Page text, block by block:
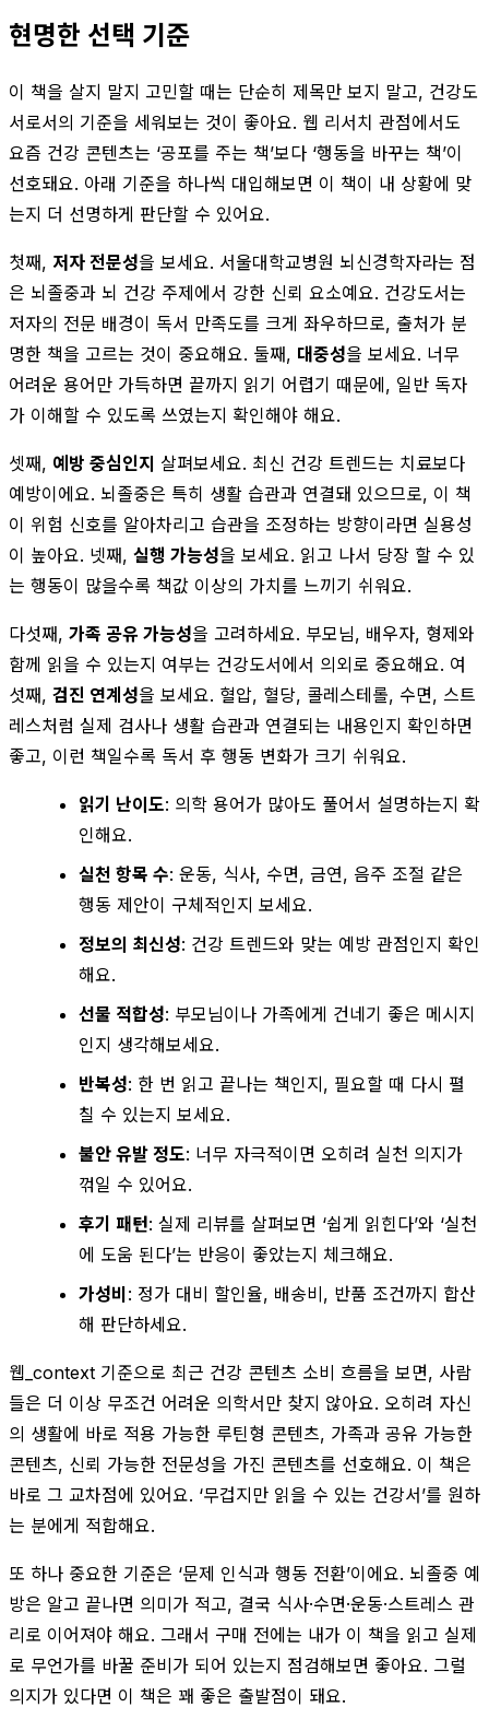
현명한 선택 기준
이 책을 살지 말지 고민할 때는 단순히 제목만 보지 말고, 건강도
서로서의 기준을 세워보는 것이 좋아요. 웹 리서치 관점에서도
요즘 건강 콘텐츠는 ‘공포를 주는 책’보다 ‘행동을 바꾸는 책’이
선호돼요. 아래 기준을 하나씩 대입해보면 이 책이 내 상황에 맞
는지 더 선명하게 판단할 수 있어요.
첫째, 저자 전문성을 보세요. 서울대학교병원 뇌신경학자라는 점
은 뇌졸중과 뇌 건강 주제에서 강한 신뢰 요소예요. 건강도서는
저자의 전문 배경이 독서 만족도를 크게 좌우하므로, 출처가 분
명한 책을 고르는 것이 중요해요. 둘째, 대중성을 보세요. 너무
어려운 용어만 가득하면 끝까지 읽기 어렵기 때문에, 일반 독자
가 이해할 수 있도록 쓰였는지 확인해야 해요.
셋째, 예방 중심인지 살펴보세요. 최신 건강 트렌드는 치료보다
예방이에요. 뇌졸중은 특히 생활 습관과 연결돼 있으므로, 이 책
이 위험 신호를 알아차리고 습관을 조정하는 방향이라면 실용성
이 높아요. 넷째, 실행 가능성을 보세요. 읽고 나서 당장 할 수 있
는 행동이 많을수록 책값 이상의 가치를 느끼기 쉬워요.
다섯째, 가족 공유 가능성을 고려하세요. 부모님, 배우자, 형제와
함께 읽을 수 있는지 여부는 건강도서에서 의외로 중요해요. 여
섯째, 검진 연계성을 보세요. 혈압, 혈당, 콜레스테롤, 수면, 스트
레스처럼 실제 검사나 생활 습관과 연결되는 내용인지 확인하면
좋고, 이런 책일수록 독서 후 행동 변화가 크기 쉬워요.
읽기 난이도: 의학 용어가 많아도 풀어서 설명하는지 확
인해요.
실천 항목 수: 운동, 식사, 수면, 금연, 음주 조절 같은
행동 제안이 구체적인지 보세요.
정보의 최신성: 건강 트렌드와 맞는 예방 관점인지 확인
해요.
선물 적합성: 부모님이나 가족에게 건네기 좋은 메시지
인지 생각해보세요.
반복성: 한 번 읽고 끝나는 책인지, 필요할 때 다시 펼
칠 수 있는지 보세요.
불안 유발 정도: 너무 자극적이면 오히려 실천 의지가
꺾일 수 있어요.
후기 패턴: 실제 리뷰를 살펴보면 ‘쉽게 읽힌다’와 ‘실천
에 도움 된다’는 반응이 좋았는지 체크해요.
가성비: 정가 대비 할인율, 배송비, 반품 조건까지 합산
해 판단하세요.
웹_context 기준으로 최근 건강 콘텐츠 소비 흐름을 보면, 사람
들은 더 이상 무조건 어려운 의학서만 찾지 않아요. 오히려 자신
의 생활에 바로 적용 가능한 루틴형 콘텐츠, 가족과 공유 가능한
콘텐츠, 신뢰 가능한 전문성을 가진 콘텐츠를 선호해요. 이 책은
바로 그 교차점에 있어요. ‘무겁지만 읽을 수 있는 건강서’를 원하
는 분에게 적합해요.
또 하나 중요한 기준은 ‘문제 인식과 행동 전환’이에요. 뇌졸중 예
방은 알고 끝나면 의미가 적고, 결국 식사·수면·운동·스트레스 관
리로 이어져야 해요. 그래서 구매 전에는 내가 이 책을 읽고 실제
로 무언가를 바꿀 준비가 되어 있는지 점검해보면 좋아요. 그럴
의지가 있다면 이 책은 꽤 좋은 출발점이 돼요.